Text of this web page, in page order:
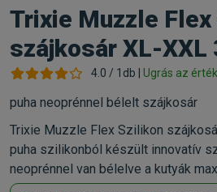
Trixie Muzzle
szájkosár XL-XXL
4.0 / 1db | Ugrás az
puha neoprénnel bélelt szájkosár
Trixie Muzzle Flex Szilikon
puha szilikonból készült innovatív
neoprénnel van bélelve a kutyák